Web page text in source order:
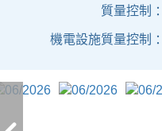
質量控制 ：
機電設施質量控制 ：